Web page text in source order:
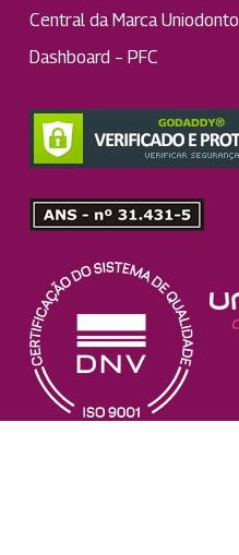
Central da Marca Uniodonto
Dashboard – PFC